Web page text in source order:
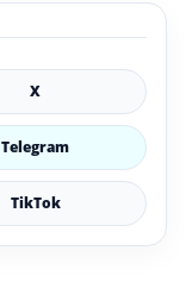
X
Telegram
TikTok